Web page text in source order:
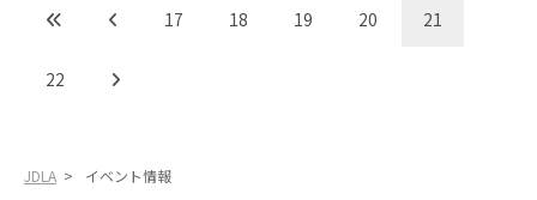
17 18 19 20 21
22
JDLA > イベント情報